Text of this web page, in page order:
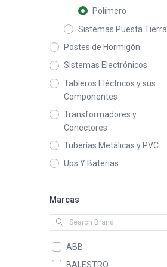
Polímero
Sistemas Puesta Tierra
Postes de Hormigón
Sistemas Electrónicos
Tableros Eléctricos y sus
Componentes
Transformadores y
Conectores
Tuberías Metálicas y PVC
Ups Y Baterias
Marcas
ABB
BALESTRO